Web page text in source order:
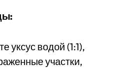
уксус водой (1:1),
участки,